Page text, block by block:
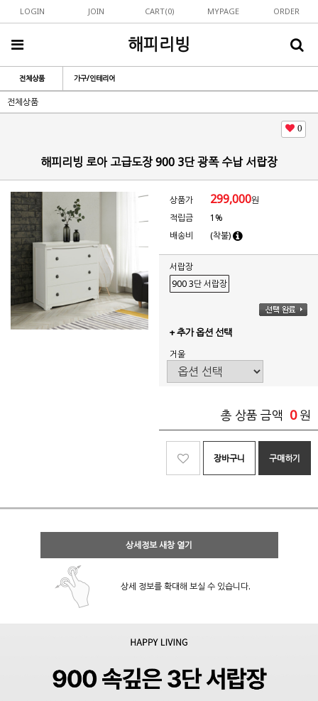
LOGIN JOIN CART(0) MYPAGE ORDER
해피리빙
전체상품 가구/인테리어
전체상품
0
해피리빙 로아 고급도장 900 3단 광폭 수납 서랍장
상품가 299,000원
적립금
1%
배송비
(착불)
서랍장
900 3단 서랍장
+ 추가 옵션 선택
거울
총 상품 금액 0 원
장바구니 구매하기
상세정보 새창 열기
상세 정보를 확대해 보실 수 있습니다.